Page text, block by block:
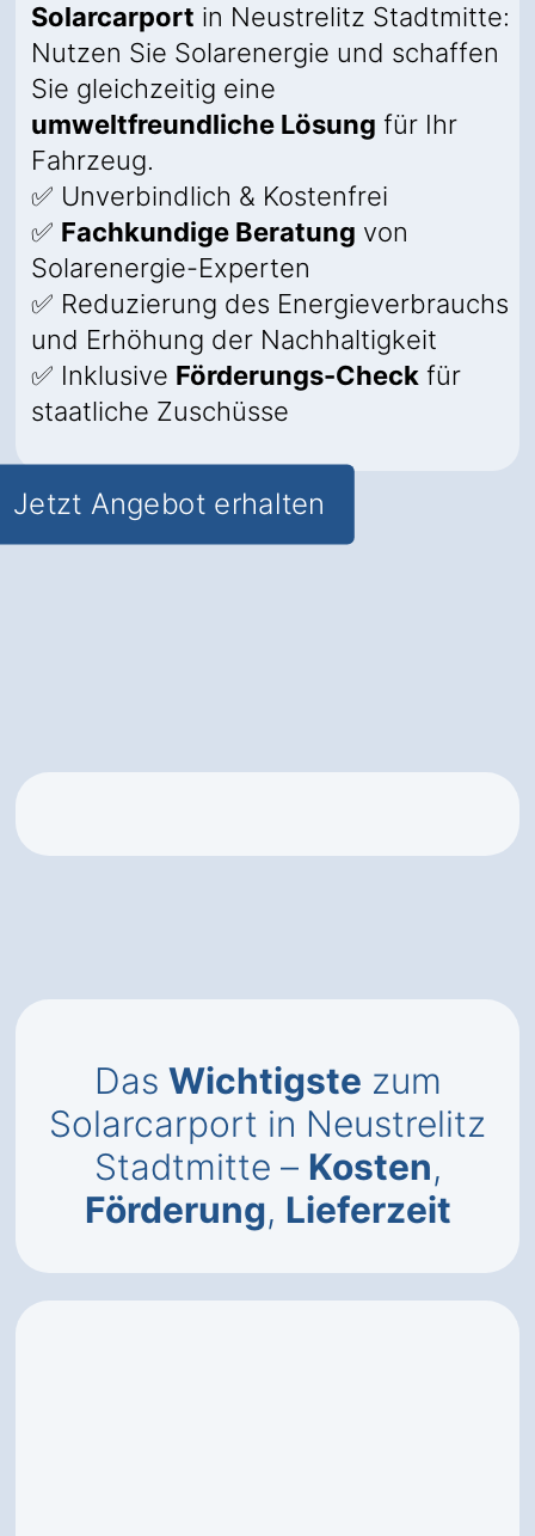
Solarcarport in Neustrelitz Stadtmitte:
Nutzen Sie Solarenergie und schaffen
Sie gleichzeitig eine
umweltfreundliche Lösung für Ihr
Fahrzeug.
✅ Unverbindlich & Kostenfrei
✅ Fachkundige Beratung von
Solarenergie-Experten
✅ Reduzierung des Energieverbrauchs
und Erhöhung der Nachhaltigkeit
✅ Inklusive Förderungs-Check für
staatliche Zuschüsse
Jetzt Angebot erhalten
Das Wichtigste zum
Solarcarport in Neustrelitz
Stadtmitte – Kosten,
Förderung, Lieferzeit